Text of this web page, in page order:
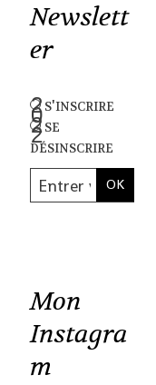
Newslett
er
s'inscrire
se
désinscrire
Mon
Instagra
m